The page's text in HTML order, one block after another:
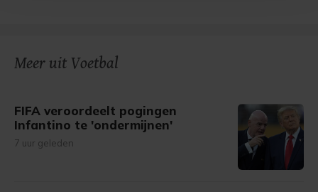
Meer uit Voetbal
FIFA veroordeelt pogingen
Infantino te 'ondermijnen'
7 uur geleden